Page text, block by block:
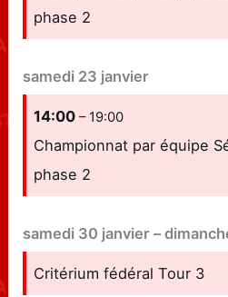
phase 2
samedi 23 janvier
14:00– 19:00
Championnat par équipe
phase 2
samedi 30 janvier –
Critérium fédéral Tour 3